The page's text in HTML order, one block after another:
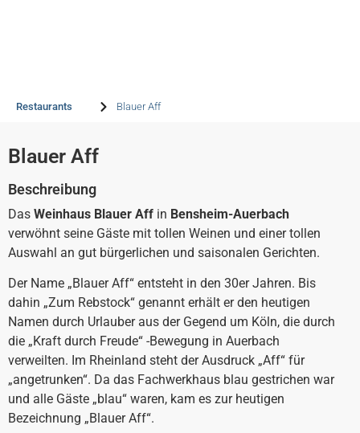
Restaurants Blauer Aff
Blauer Aff
Beschreibung
Das Weinhaus Blauer Aff in Bensheim-Auerbach
verwöhnt seine Gäste mit tollen Weinen und einer tollen
Auswahl an gut bürgerlichen und saisonalen Gerichten.
Der Name „Blauer Aff“ entsteht in den 30er Jahren. Bis
dahin „Zum Rebstock“ genannt erhält er den heutigen
Namen durch Urlauber aus der Gegend um Köln, die durch
die „Kraft durch Freude“ -Bewegung in Auerbach
verweilten. Im Rheinland steht der Ausdruck „Aff“ für
„angetrunken“. Da das Fachwerkhaus blau gestrichen war
und alle Gäste „blau“ waren, kam es zur heutigen
Bezeichnung „Blauer Aff“.